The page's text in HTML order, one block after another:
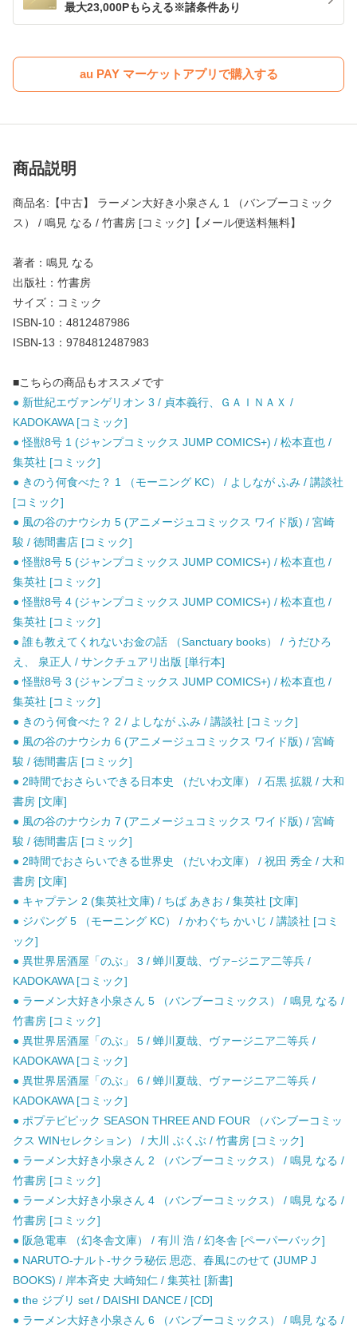
最大23,000Pもらえる※諸条件あり
au PAY マーケットアプリで購入する
商品説明
商品名:【中古】 ラーメン大好き小泉さん 1 （バンブーコミック
ス） / 鳴見 なる / 竹書房 [コミック]【メール便送料無料】
著者：鳴見 なる
出版社：竹書房
サイズ：コミック
ISBN-10：4812487986
ISBN-13：9784812487983
■こちらの商品もオススメです
● 新世紀エヴァンゲリオン 3 / 貞本義行、ＧＡＩＮＡＸ /
KADOKAWA [コミック]
● 怪獣8号 1 (ジャンプコミックス JUMP COMICS+) / 松本直也 /
集英社 [コミック]
● きのう何食べた？ 1 （モーニング KC） / よしなが ふみ / 講談社
[コミック]
● 風の谷のナウシカ 5 (アニメージュコミックス ワイド版) / 宮崎
駿 / 徳間書店 [コミック]
● 怪獣8号 5 (ジャンプコミックス JUMP COMICS+) / 松本直也 /
集英社 [コミック]
● 怪獣8号 4 (ジャンプコミックス JUMP COMICS+) / 松本直也 /
集英社 [コミック]
● 誰も教えてくれないお金の話 （Sanctuary books） / うだひろ
え、 泉正人 / サンクチュアリ出版 [単行本]
● 怪獣8号 3 (ジャンプコミックス JUMP COMICS+) / 松本直也 /
集英社 [コミック]
● きのう何食べた？ 2 / よしなが ふみ / 講談社 [コミック]
● 風の谷のナウシカ 6 (アニメージュコミックス ワイド版) / 宮崎
駿 / 徳間書店 [コミック]
● 2時間でおさらいできる日本史 （だいわ文庫） / 石黒 拡親 / 大和
書房 [文庫]
● 風の谷のナウシカ 7 (アニメージュコミックス ワイド版) / 宮崎
駿 / 徳間書店 [コミック]
● 2時間でおさらいできる世界史 （だいわ文庫） / 祝田 秀全 / 大和
書房 [文庫]
● キャプテン 2 (集英社文庫) / ちば あきお / 集英社 [文庫]
● ジパング 5 （モーニング KC） / かわぐち かいじ / 講談社 [コミ
ック]
● 異世界居酒屋「のぶ」 3 / 蝉川夏哉、ヴァ−ジニア二等兵 /
KADOKAWA [コミック]
● ラーメン大好き小泉さん 5 （バンブーコミックス） / 鳴見 なる /
竹書房 [コミック]
● 異世界居酒屋「のぶ」 5 / 蝉川夏哉、ヴァージニア二等兵 /
KADOKAWA [コミック]
● 異世界居酒屋「のぶ」 6 / 蝉川夏哉、ヴァージニア二等兵 /
KADOKAWA [コミック]
● ポプテピピック SEASON THREE AND FOUR （バンブーコミッ
クス WINセレクション） / 大川 ぶくぶ / 竹書房 [コミック]
● ラーメン大好き小泉さん 2 （バンブーコミックス） / 鳴見 なる /
竹書房 [コミック]
● ラーメン大好き小泉さん 4 （バンブーコミックス） / 鳴見 なる /
竹書房 [コミック]
● 阪急電車 （幻冬舎文庫） / 有川 浩 / 幻冬舎 [ペーパーバック]
● NARUTO-ナルト-サクラ秘伝 思恋、春風にのせて (JUMP J
BOOKS) / 岸本斉史 大崎知仁 / 集英社 [新書]
● the ジブリ set / DAISHI DANCE / [CD]
● ラーメン大好き小泉さん 6 （バンブーコミックス） / 鳴見 なる /